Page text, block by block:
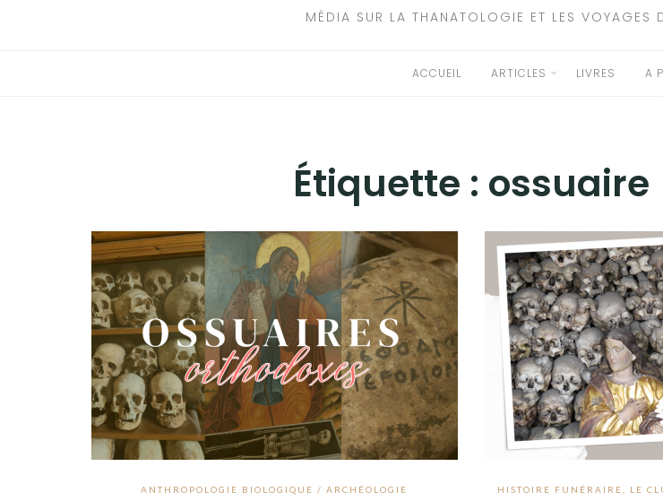
MÉDIA SUR LA THANATOLOGIE ET LES VOYAGES
ACCUEIL ARTICLES LIVRES A
Étiquette : ossuaire
ANTHROPOLOGIE BIOLOGIQUE / ARCHÉOLOGIE HISTOIRE FUNÉRAIRE LE